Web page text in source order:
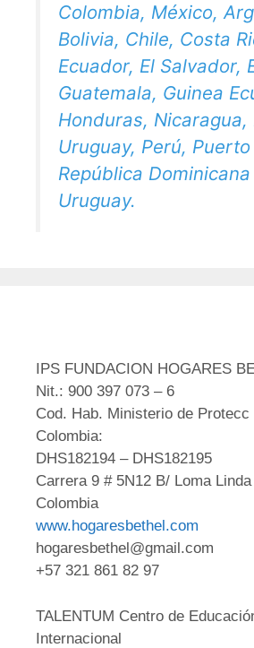
Colombia, México,
Bolivia, Chile, Costa
Ecuador, El Salvador,
Guatemala, Guinea
Honduras, Nicaragua,
Uruguay, Perú, Puerto
República
Uruguay.
IPS FUNDACION HOGARES
Nit.: 900 397 073 – 6
Cod. Hab. Ministerio de Protecc
Colombia:
DHS182194 – DHS182195
Carrera 9 # 5N12 B/ Loma
Colombia
www.hogaresbethel.com
hogaresbethel@gmail.com
+57 321 861 82 97
TALENTUM Centro de
Internacional